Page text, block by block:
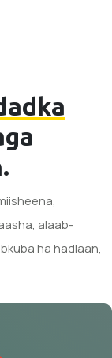
alaab-
ha hadlaan,